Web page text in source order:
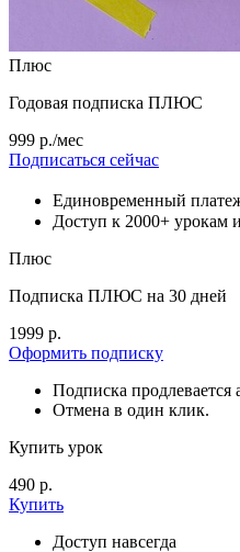
Плюс
Годовая подписка ПЛЮС
999 р./мес
Подписаться сейчас
Единовременный
Доступ к 2000+ урокам
Плюс
Подписка ПЛЮС на 30 дней
1999 р.
Оформить подписку
Подписка продлевается
Отмена в один клик.
Купить урок
490 р.
Купить
Доступ навсегда